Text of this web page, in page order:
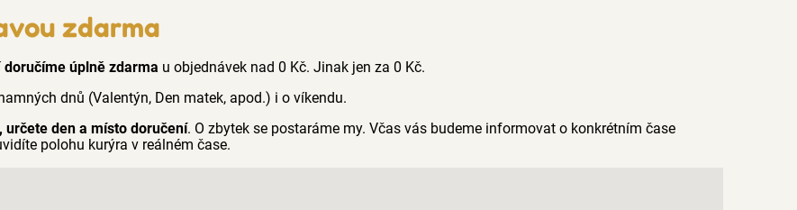
zdarma
doručíme úplně zdarma u objednávek nad 0 Kč. Jinak jen za 0 Kč.
dnů (Valentýn, Den matek, apod.) i o víkendu.
den a místo doručení. O zbytek se postaráme my. Včas vás budeme informovat o konkrétním čase
polohu kurýra v reálném čase.